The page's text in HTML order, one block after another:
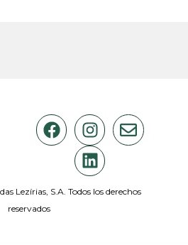
Lezírias, S.A. Todos los derechos
reservados